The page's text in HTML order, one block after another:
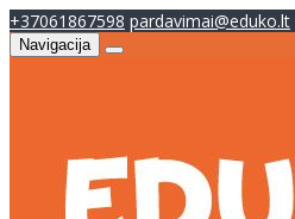
+37061867598 pardavimai@eduko.lt
Navigacija